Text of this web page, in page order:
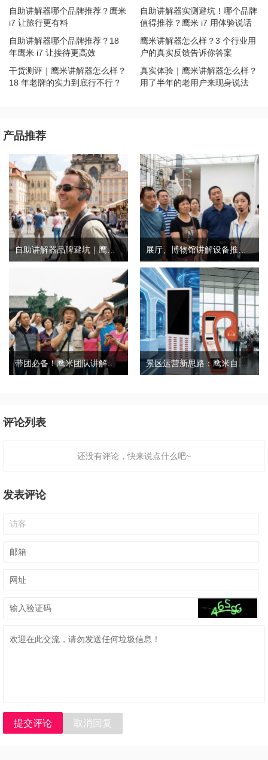
自助讲解器哪个品牌推荐？鹰米
i7 让旅行更有料
自助讲解器实测避坑！哪个品牌
值得推荐？鹰米 i7 用体验说话
自助讲解器哪个品牌推荐？18
年鹰米 i7 让接待更高效
鹰米讲解器怎么样？3 个行业用
户的真实反馈告诉你答案
干货测评｜鹰米讲解器怎么样？
18 年老牌的实力到底行不行？
真实体验｜鹰米讲解器怎么样？
用了半年的老用户来现身说法
产品推荐
自助讲解器品牌避坑｜鹰米自助讲解器，实测好用不踩雷 展厅、博物馆讲解设备推荐｜分区讲解系统，解决多团队接待核心痛点
带团必备！鹰米团队讲解器，防串音 + 易管理双在线
评论列表
还没有评论，快来说点什么吧~
发表评论
提交评论 取消回复